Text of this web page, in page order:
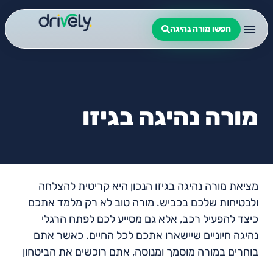
חפשו מורה נהיגה
מורה נהיגה בגיזו
מציאת מורה נהיגה בגיזו הנכון היא קריטית להצלחה
ולבטיחות שלכם בכביש. מורה טוב לא רק מלמד אתכם
כיצד להפעיל רכב, אלא גם מסייע לכם לפתח הרגלי
נהיגה חיוניים שיישארו אתכם לכל החיים. כאשר אתם
בוחרים במורה מוסמך ומנוסה, אתם רוכשים את הביטחון